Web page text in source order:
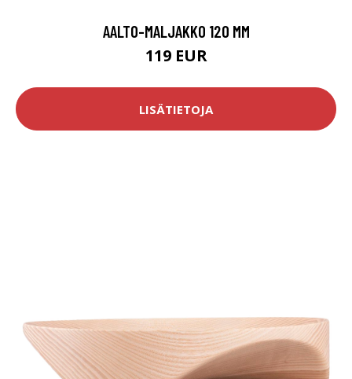
AALTO-MALJAKKO 120 MM
119 EUR
LISÄTIETOJA